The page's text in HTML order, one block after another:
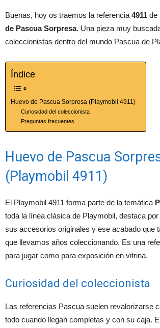
Buenas, hoy os traemos la referencia 4911 de
de Pascua Sorpresa. Una pieza muy
coleccionistas dentro del mundo Pascua de
Índice
Huevo de Pascua Sorpresa (Playmobil 4911)
Curiosidad del coleccionista
Preguntas frecuentes
Huevo de Pascua
(Playmobil 4911)
El Playmobil 4911 forma parte de la temática
toda la línea clásica de Playmobil, destaca
sus accesorios originales y ese acabado que
que llevamos años coleccionando. Es una
para jugar como para exposición en vitrina.
Curiosidad del coleccionista
Las referencias Pascua suelen revalorizarse
todo cuando llegan completas y con su caja.